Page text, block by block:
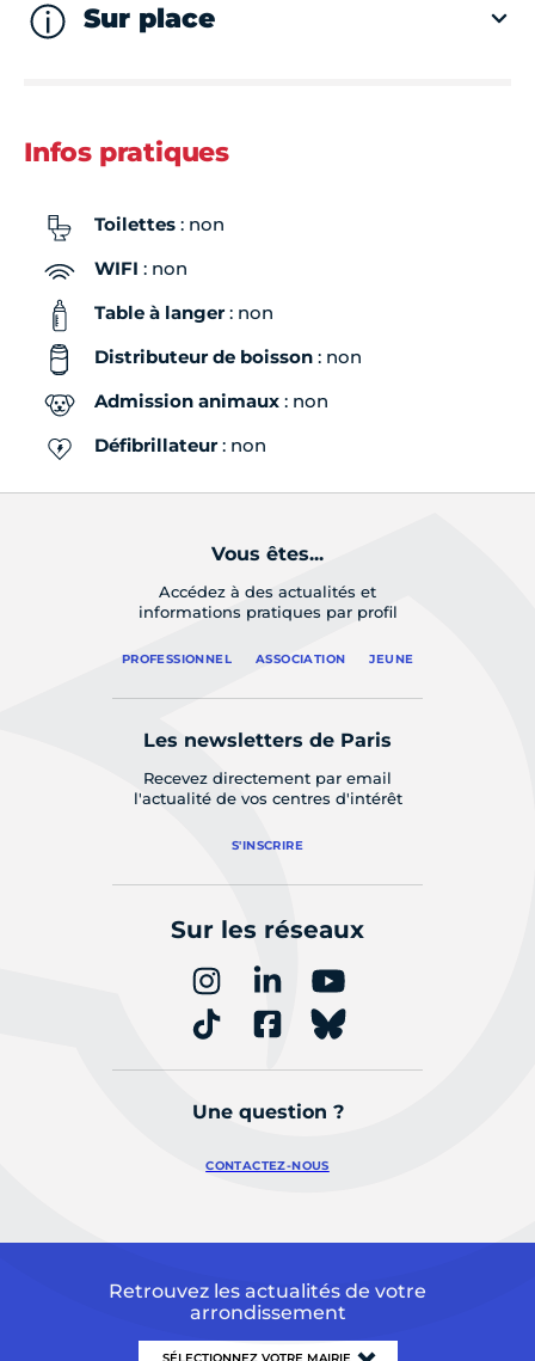
Sur place
Infos pratiques
Toilettes : non
WIFI : non
Table à langer: non
Distributeur de boisson : non
Admission animaux : non
Défibrillateur: non
Vous êtes...
Accédez à des actualités et
informations pratiques par profil
PROFESSIONNEL ASSOCIATION JEUNE
Les newsletters de Paris
Recevez directement par email
l'actualité de vos centres d'intérêt
S'INSCRIRE
Sur les réseaux
Une question ?
CONTACTEZ-NOUS
Retrouvez les actualités de votre
arrondissement